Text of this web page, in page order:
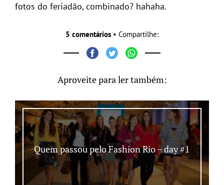
fotos do feriadão, combinado? hahaha.
5 comentários • Compartilhe:
Aproveite para ler também:
Quem passou pelo Fashion Rio – day #1